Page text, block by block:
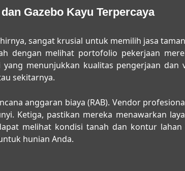
Gazebo Kayu Terpercaya
sangat krusial untuk memilih jasa
dengan melihat portofolio pekerjaan
menunjukkan kualitas pengerjaan dan
sekitarnya.
anggaran biaya (RAB). Vendor
Ketiga, pastikan mereka menawarkan
melihat kondisi tanah dan kontur lahan
hunian Anda.